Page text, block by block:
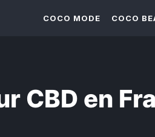
COCO MODE COCO
CBD en